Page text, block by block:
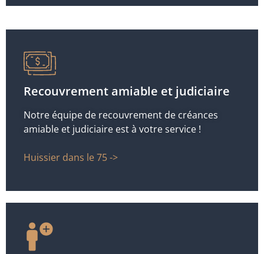
Recouvrement amiable et judiciaire
Notre équipe de recouvrement de créances
amiable et judiciaire est à votre service !
Huissier dans le 75 ->